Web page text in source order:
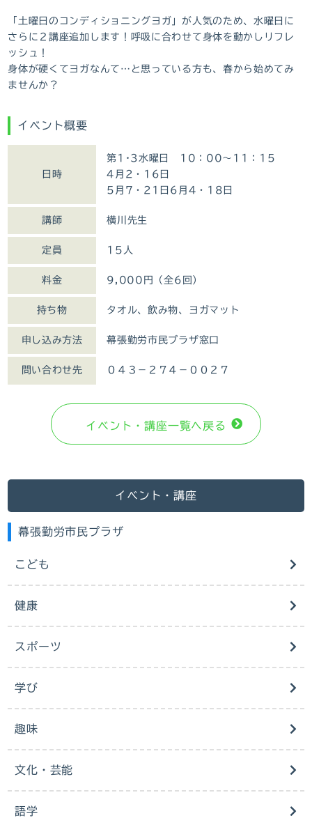
「土曜日のコンディショニングヨガ」が人気のため、水曜日に
さらに２講座追加します！呼吸に合わせて身体を動かしリフレ
ッシュ！
身体が硬くてヨガなんて…と思っている方も、春から始めてみ
ませんか？
イベント概要
日時
第1･3水曜日 10：00～11：15
4月2・16日
5月7・21日6月4・18日
講師 横川先生
定員 15人
料金 9,000円（全6回）
持ち物 タオル、飲み物、ヨガマット
申し込み方法 幕張勤労市民プラザ窓口
問い合わせ先 ０４３－２７４－００２７
イベント・講座⼀覧へ戻る
イベント・講座
幕張勤労市民プラザ
こども
健康
スポーツ
学び
趣味
文化・芸能
語学